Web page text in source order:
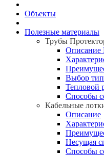
Объекты
Полезные материалы
Трубы
Описание
Выбор
Тепловой
Способы
Кабельные
Описание
Несущая
Способы